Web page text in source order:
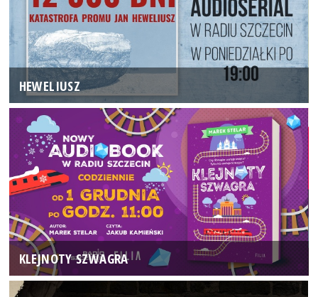
HEWELIUSZ
KLEJNOTY SZWAGRA